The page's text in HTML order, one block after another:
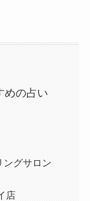
めの占い
ングサロン
店